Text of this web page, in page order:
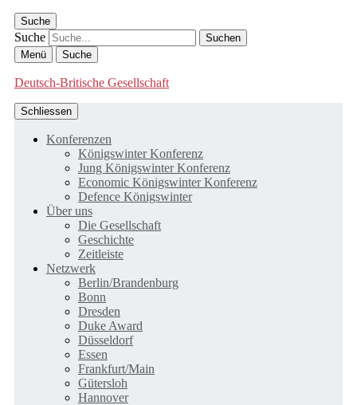
Suche
Suche
Menü Suche
Deutsch-Britische Gesellschaft
Schliessen
Konferenzen
Königswinter Konferenz
Jung Königswinter Konferenz
Economic Königswinter Konferenz
Defence Königswinter
Über uns
Die Gesellschaft
Geschichte
Zeitleiste
Netzwerk
Berlin/Brandenburg
Bonn
Dresden
Duke Award
Düsseldorf
Essen
Frankfurt/Main
Gütersloh
Hannover